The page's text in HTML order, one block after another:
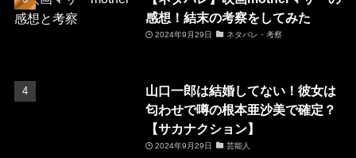
感想！結末の考察をしてみた
2024年9月29日 ネタバレ・考察
山口一郎は結婚してない！彼女は
匂わせで噂の根本亜沙美で確定？
【サカナクション】
2024年9月29日 芸能人